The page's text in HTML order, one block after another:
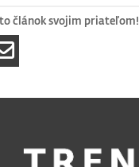
článok svojim priateľom!